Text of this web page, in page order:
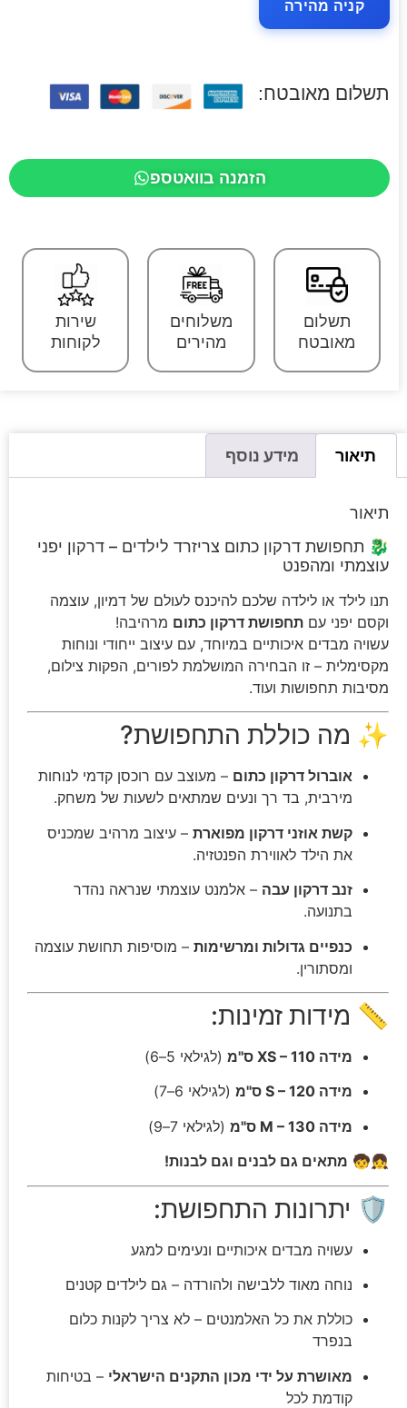
קניה מהירה
תשלום מאובטח:
הזמנה בוואטספ
תשלום
מאובטח
משלוחים
מהירים
שירות
לקוחות
תיאור מידע נוסף
תיאור
🐉 תחפושת דרקון כתום צריזרד לילדים – דרקון יפני
עוצמתי ומהפנט
תנו לילד או לילדה שלכם להיכנס לעולם של דמיון, עוצמה
וקסם יפני עם תחפושת דרקון כתום מרהיבה!
עשויה מבדים איכותיים במיוחד, עם עיצוב ייחודי ונוחות
מקסימלית – זו הבחירה המושלמת לפורים, הפקות צילום,
מסיבות תחפושות ועוד.
✨ מה כוללת התחפושת?
אוברול דרקון כתום – מעוצב עם רוכסן קדמי לנוחות
מירבית, בד רך ונעים שמתאים לשעות של משחק.
קשת אוזני דרקון מפוארת – עיצוב מרהיב שמכניס
את הילד לאווירת הפנטזיה.
זנב דרקון עבה – אלמנט עוצמתי שנראה נהדר
בתנועה.
כנפיים גדולות ומרשימות – מוסיפות תחושת עוצמה
ומסתורין.
📏 מידות זמינות:
מידה XS – 110 ס"מ
(לגילאי 5–6)
מידה S – 120 ס"מ
(לגילאי 6–7)
מידה M – 130 ס"מ
(לגילאי 7–9)
👧🧒 מתאים גם לבנים וגם לבנות!
🛡️ יתרונות התחפושת:
עשויה מבדים איכותיים ונעימים למגע
נוחה מאוד ללבישה ולהורדה – גם לילדים קטנים
כוללת את כל האלמנטים – לא צריך לקנות כלום
בנפרד
מאושרת על ידי מכון התקנים הישראלי – בטיחות
קודמת לכל